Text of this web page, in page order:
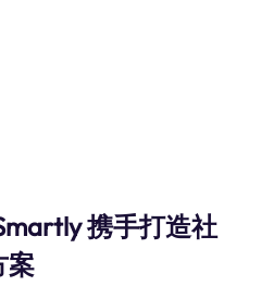
携手打造社
案